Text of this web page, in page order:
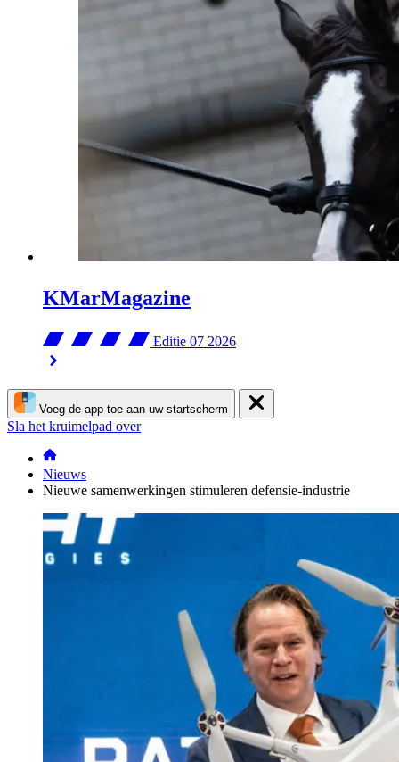
KMarMagazine
Editie 07 2026
Voeg de app toe aan uw startscherm
Sla het kruimelpad over
Nieuws
Nieuwe samenwerkingen stimuleren defensie-industrie